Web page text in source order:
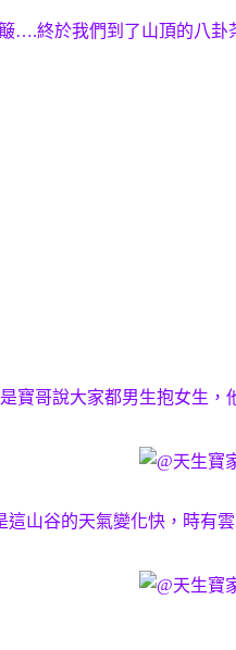
….終於我們到了山頂的八
是寶哥說大家都男生抱女生，
這山谷的天氣變化快，時有